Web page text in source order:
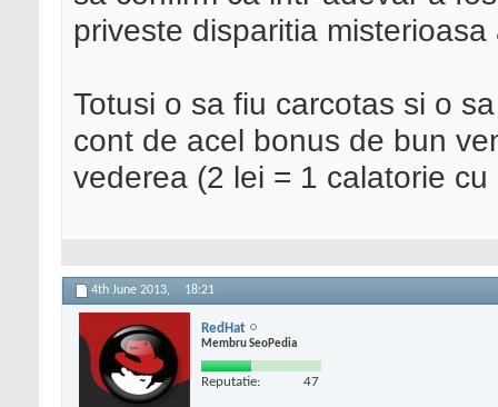
priveste disparitia
Totusi o sa fiu carcotas si o
cont de acel bonus de bun
vederea (2 lei = 1 calatorie
4th June 2013, 18:21
RedHat
Membru SeoPedia
Reputatie: 47